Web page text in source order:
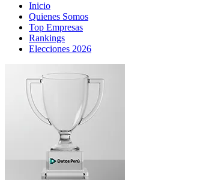
Inicio
Quienes Somos
Top Empresas
Rankings
Elecciones 2026